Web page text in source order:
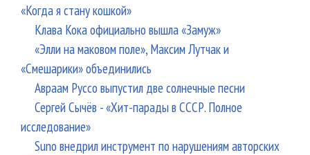
«Когда я стану кошкой»
Клава Кока официально вышла «Замуж»
«Элли на маковом поле», Максим Лутчак и
«Смешарики» объединились
Авраам Руссо выпустил две солнечные песни
Сергей Сычёв - «Хит-парады в СССР. Полное
исследование»
Suno внедрил инструмент по нарушениям авторских